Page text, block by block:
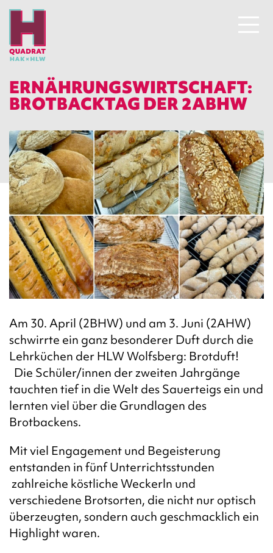
ERNÄHRUNGSWIRTSCHAFT:
BROTBACKTAG DER 2ABHW
Am 30. April (2BHW) und am 3. Juni (2AHW)
schwirrte ein ganz besonderer Duft durch die
Lehrküchen der HLW Wolfsberg: Brotduft!
Die Schüler/innen der zweiten Jahrgänge
tauchten tief in die Welt des Sauerteigs ein und
lernten viel über die Grundlagen des
Brotbackens.
Mit viel Engagement und Begeisterung
entstanden in fünf Unterrichtsstunden
zahlreiche köstliche Weckerln und
verschiedene Brotsorten, die nicht nur optisch
überzeugten, sondern auch geschmacklich ein
Highlight waren.